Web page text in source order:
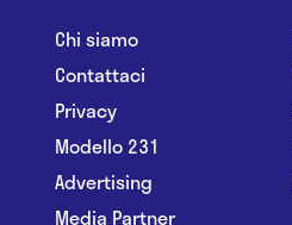
Chi siamo
Contattaci
Privacy
Modello 231
Advertising
Media Partner